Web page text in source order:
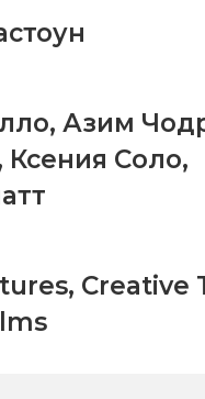
, Азим
Ксения Соло,
, Creative